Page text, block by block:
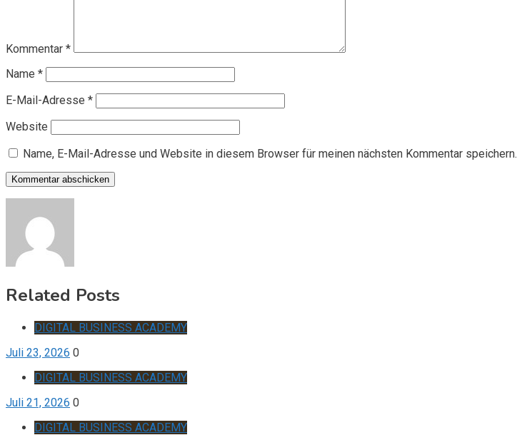
Kommentar *
Name *
E-Mail-Adresse *
Website
Name, E-Mail-Adresse und Website in diesem Browser für meinen nächsten Kommentar speichern.
Related Posts
DIGITAL BUSINESS ACADEMY
Juli 23, 2026 0
DIGITAL BUSINESS ACADEMY
Juli 21, 2026 0
DIGITAL BUSINESS ACADEMY